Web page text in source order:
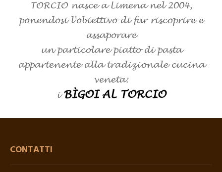
TORCIO nasce a Limena nel 2004,
ponendosi l'obiettivo di far riscoprire e
assaporare
un particolare piatto di pasta
appartenente alla tradizionale cucina
veneta:
iBÌGOI AL TORCIO
CONTATTI